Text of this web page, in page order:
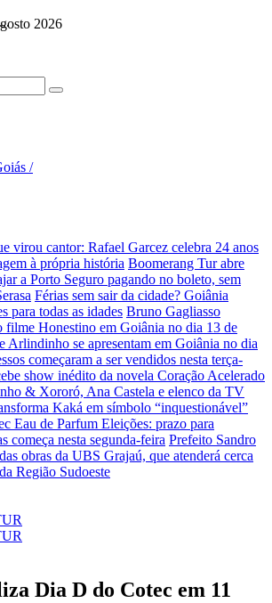
2026
/
virou cantor: Rafael Garcez celebra 24 anos
à própria história Boomerang Tur abre
a Porto Seguro pagando no boleto, sem
Férias sem sair da cidade? Goiânia
para todas as idades Bruno Gagliasso
filme Honestino em Goiânia no dia 13 de
Arlindinho se apresentam em Goiânia no dia
começaram a ser vendidos nesta terça-
show inédito da novela Coração Acelerado
& Xororó, Ana Castela e elenco da TV
Kaká em símbolo “inquestionável”
Eau de Parfum Eleições: prazo para
começa nesta segunda-feira Prefeito Sandro
obras da UBS Grajaú, que atenderá cerca
Região Sudoeste
Dia D do Cotec em 11